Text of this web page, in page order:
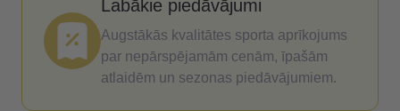
Labākie piedāvājumi
Augstākās kvalitātes sporta aprīkojums
par nepārspējamām cenām, īpašām
atlaidēm un sezonas piedāvājumiem.